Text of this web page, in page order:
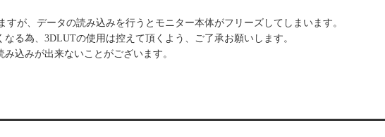
が、データの読み込みを行うとモニター本体がフリーズしてしまいます。
る為、3DLUTの使用は控えて頂くよう、ご了承お願いします。
込みが出来ないことがございます。